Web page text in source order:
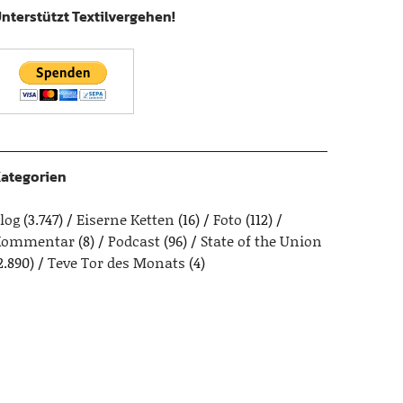
Textilvergehen!
(3.747) Eiserne Ketten (16) Foto (112)
(8) Podcast(96)
State of the Union
Teve Tor des Monats (4)